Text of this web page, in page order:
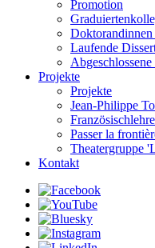
Promotion
Laufende
Projekte
Projekte
Jean-Philippe
Passer la
Theatergruppe
Kontakt